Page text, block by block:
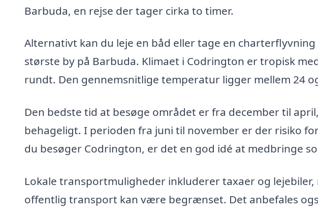
Barbuda, en rejse der tager cirka to timer.
Alternativt kan du leje en båd eller tage en
største by på Barbuda. Klimaet i Codrington er tropisk
rundt. Den gennemsnitlige temperatur ligger mellem 24
Den bedste tid at besøge området er fra december til
behageligt. I perioden fra juni til november er der risiko
du besøger Codrington, er det en god idé at medbringe
Lokale transportmuligheder inkluderer taxaer og
offentlig transport kan være begrænset. Det anbefales